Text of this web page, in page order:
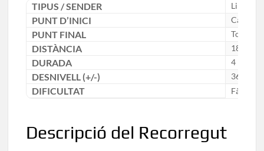
TIPUS / SENDER Lineal /
PUNT D’INICI Calafell
PUNT FINAL
DISTÀNCIA 18 km
DURADA 4 h 45
DESNIVELL (+/-) 36 m
DIFICULTAT Fàcil
Descripció del Recorregut